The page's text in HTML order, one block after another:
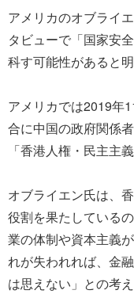
アメリカのオブライ
タビューで「国家安
科す可能性があると明
アメリカでは2019年
合に中国の政府関係
「香港人権・民主主
オブライエン氏は、
役割を果たしている
業の体制や資本主義
れが失われれば、金
は思えない」との考え